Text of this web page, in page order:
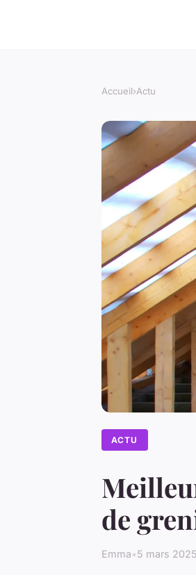
Accueil›Actu
ACTU
de
Emma•5 mars 2025